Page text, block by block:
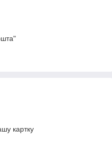
картку